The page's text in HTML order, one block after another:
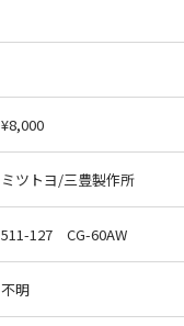
¥8,000
ミツトヨ/三豊製作所
511-127 CG-60AW
不明